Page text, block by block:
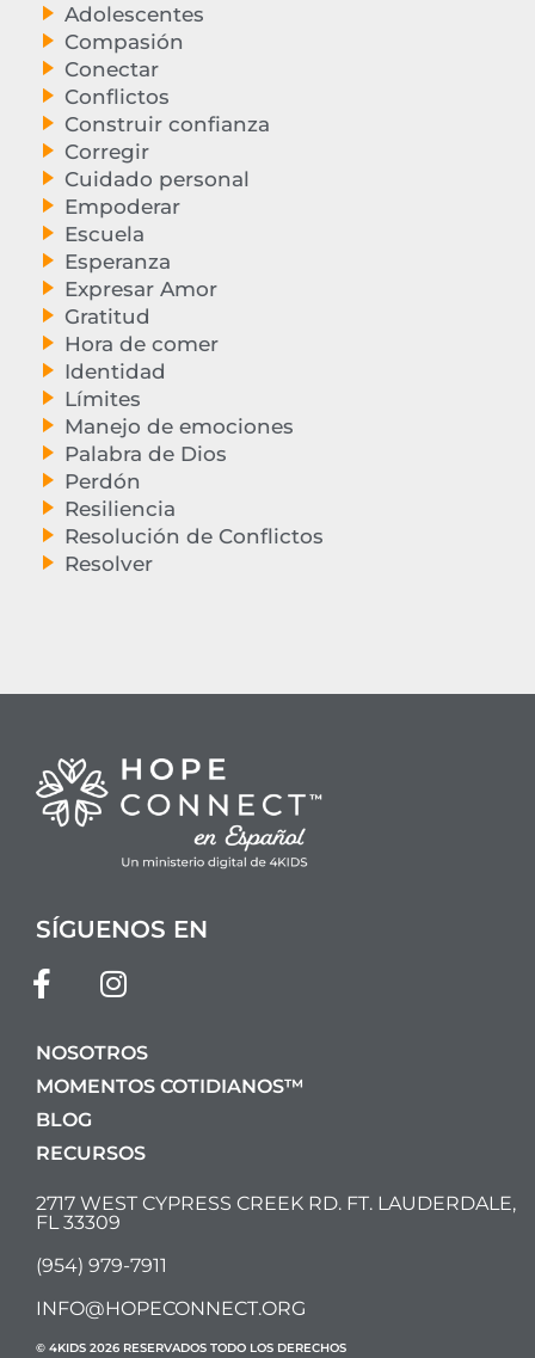
Adolescentes
Compasión
Conectar
Conflictos
Construir confianza
Corregir
Cuidado personal
Empoderar
Escuela
Esperanza
Expresar Amor
Gratitud
Hora de comer
Identidad
Límites
Manejo de emociones
Palabra de Dios
Perdón
Resiliencia
Resolución de Conflictos
Resolver
SÍGUENOS EN
NOSOTROS
MOMENTOS COTIDIANOS™
BLOG
RECURSOS
2717 WEST CYPRESS CREEK RD. FT. LAUDERDALE,
FL 33309
(954) 979-7911
INFO@HOPECONNECT.ORG
© 4KIDS 2026 RESERVADOS TODO LOS DERECHOS